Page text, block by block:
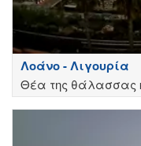
Λοάνο - Λιγουρία
Θέα της θάλασσας